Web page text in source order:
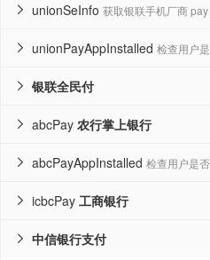
unionSeInfo 获取银联手机厂商 pay

unionPayAppInstalled 检查用户

银联全民付

abcPay 农行掌上银行

abcPayAppInstalled 检查用户是

icbcPay 工商银行

中信银行支付
